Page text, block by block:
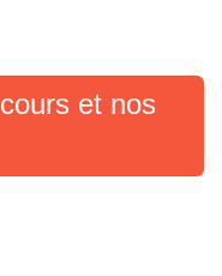
et nos